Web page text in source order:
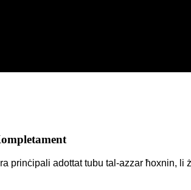
prinċipali adottat tubu tal-azzar ħoxnin,